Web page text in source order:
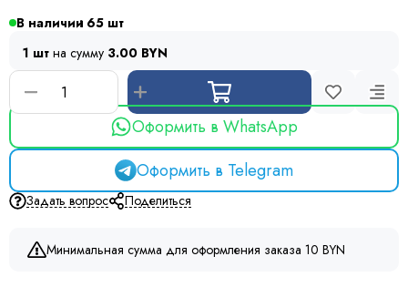
Дроссели
Фоточувствительные элементы
Устройства защиты
В наличии 65
1 шт на сумму 3.00 BYN
Оформить в WhatsApp
Оформить в Telegram
Задать вопрос Поделиться
Минимальная сумма для оформления заказа 10 BYN